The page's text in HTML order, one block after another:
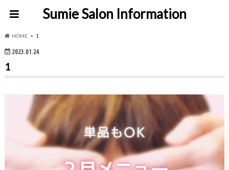
Sumie Salon Information
HOME 1
2023.01.24
1